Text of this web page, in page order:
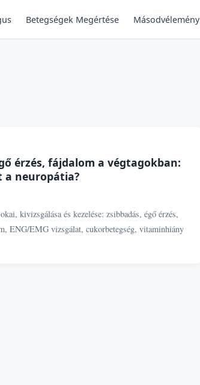
Betegségek Megértése Másodvélemény
érzés, fájdalom a végtagokban:
neuropátia?
kivizsgálása és kezelése: zsibbadás, égő érzés,
ENG/EMG vizsgálat, cukorbetegség, vitaminhiány